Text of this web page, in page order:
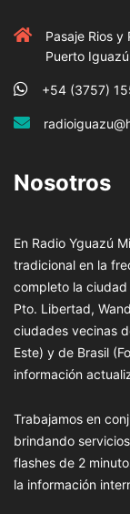
Pasaje Rios y
Puerto
+54 (3757)
Nosotros
En Radio Yguazú
tradicional en la
completo la
Pto. Libertad,
ciudades vecinas
Este) y de Brasil
información
Trabajamos en
brindando
flashes de 2
la información